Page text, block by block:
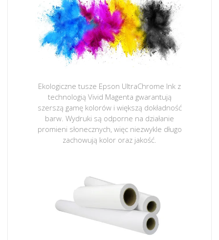
Ekologiczne tusze Epson UltraChrome Ink z
technologią Vivid Magenta gwarantują
szerszą gamę kolorów i większą dokładność
barw. Wydruki są odporne na działanie
promieni słonecznych, więc niezwykle długo
zachowują kolor oraz jakość.